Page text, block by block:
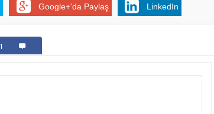
Google+'da Paylaş LinkedIn